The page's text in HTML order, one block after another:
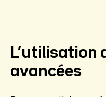
L’utilisation
avancées